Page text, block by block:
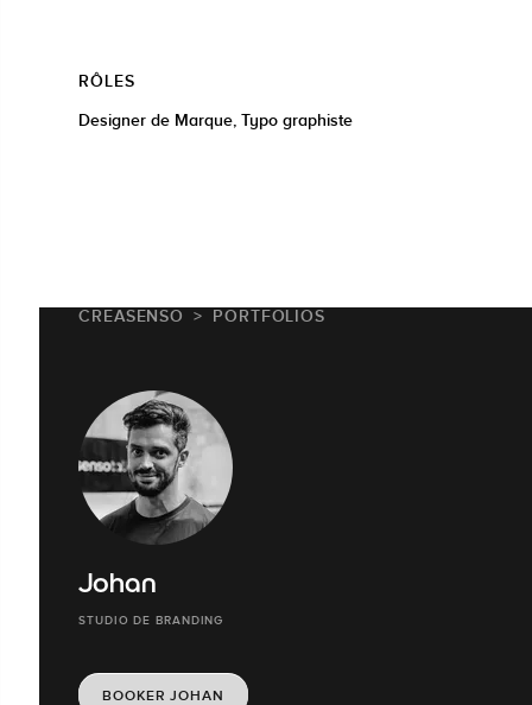
RÔLES
Designer de Marque, Typo graphiste
CREASENSO PORTFOLIOS
Johan
STUDIO DE BRANDING
BOOKER JOHAN